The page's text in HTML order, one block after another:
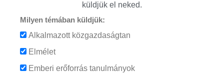
küldjük el neked.
Milyen témában küldjük:
Alkalmazott közgazdaságtan
Elmélet
Emberi erőforrás tanulmányok